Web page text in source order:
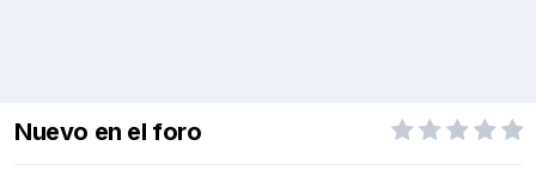
Nuevo en el foro